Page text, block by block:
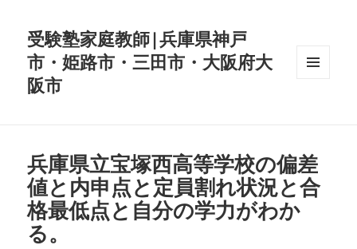
受験塾家庭教師|兵庫県神戸
市・姫路市・三田市・大阪府大
阪市
兵庫県立宝塚西高等学校の偏差
値と内申点と定員割れ状況と合
格最低点と自分の学力がわか
る。